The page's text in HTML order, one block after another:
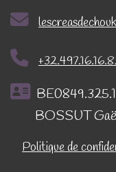
BOSSUT
Politique de